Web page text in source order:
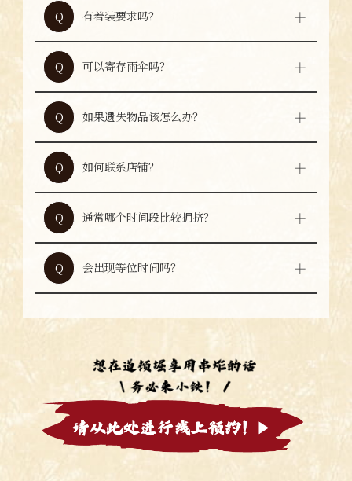
Q
有着装要求吗？
A
没有特别的着装要求。只要是一般合适的服
装，便可轻松用餐。
Q
可以寄存雨伞吗？
A
店内设有伞架。如发生遗失等情况，本店无法
承担责任，请自行判断使用。
Q
如果遗失物品该怎么办？
A
如发现有遗失物品，请联系店铺。确认后会为
您说明。
Q
如何联系店铺？
A
Q
通常哪个时间段比较拥挤？
A
Q
会出现等位时间吗？
A
大型连休等拥挤时期可能会出现等位。为顺利
用餐，建议提前预约。